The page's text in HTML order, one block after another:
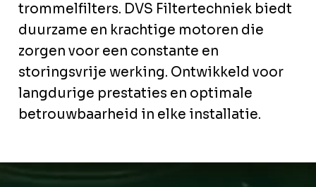
trommelfilters. DVS Filtertechniek biedt
duurzame en krachtige motoren die
zorgen voor een constante en
storingsvrije werking. Ontwikkeld voor
langdurige prestaties en optimale
betrouwbaarheid in elke installatie.